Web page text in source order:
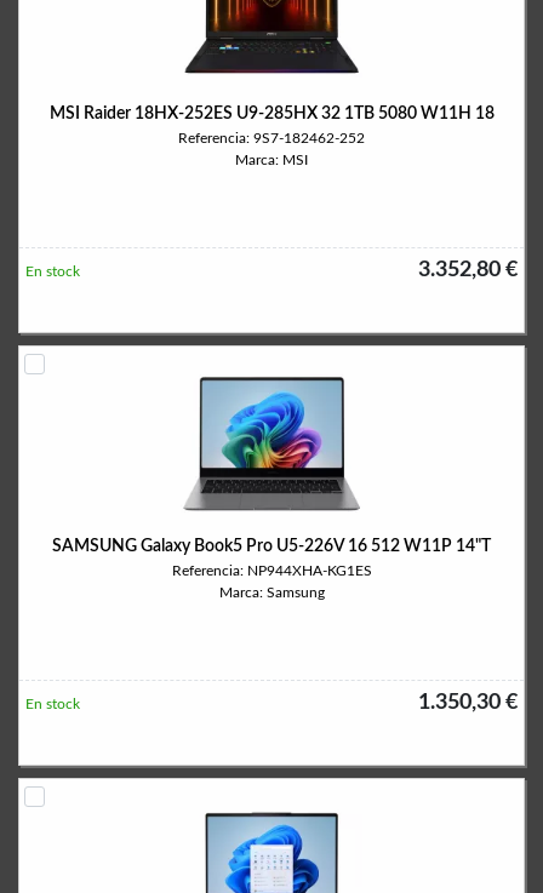
MSI Raider 18HX-252ES U9-285HX 32 1TB 5080 W11H 18
Referencia: 9S7-182462-252
Marca: MSI
3.352,80 €
En stock
SAMSUNG Galaxy Book5 Pro U5-226V 16 512 W11P 14"T
Referencia: NP944XHA-KG1ES
Marca: Samsung
1.350,30 €
En stock